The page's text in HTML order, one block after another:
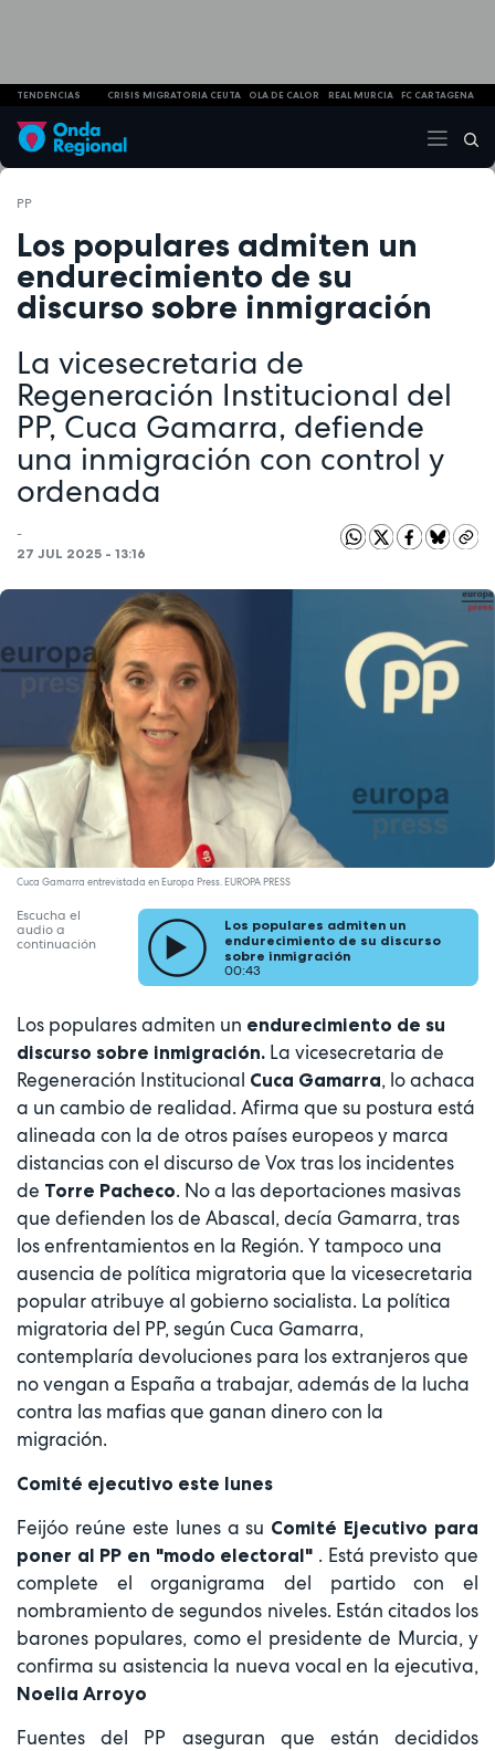
TENDENCIAS CRISIS MIGRATORIA CEUTA OLA DE CALOR REAL MURCIA FC CARTAGENA
PP
Los populares admiten un
endurecimiento de su
discurso sobre inmigración
La vicesecretaria de
Regeneración Institucional del
PP, Cuca Gamarra, defiende
una inmigración con control y
ordenada
-
27 JUL 2025 - 13:16
Cuca Gamarra entrevistada en Europa Press. EUROPA PRESS
Escucha el
audio a
continuación
Los populares admiten un
endurecimiento de su discurso
sobre inmigración
00:43
Los populares admiten un endurecimiento de su
discurso sobre inmigración. La vicesecretaria de
Regeneración Institucional Cuca Gamarra, lo achaca
a un cambio de realidad. Afirma que su postura está
alineada con la de otros países europeos y marca
distancias con el discurso de Vox tras los incidentes
de Torre Pacheco. No a las deportaciones masivas
que defienden los de Abascal, decía Gamarra, tras
los enfrentamientos en la Región. Y tampoco una
ausencia de política migratoria que la vicesecretaria
popular atribuye al gobierno socialista. La política
migratoria del PP, según Cuca Gamarra,
contemplaría devoluciones para los extranjeros que
no vengan a España a trabajar, además de la lucha
contra las mafias que ganan dinero con la
migración.
Comité ejecutivo este lunes
Feijóo reúne este lunes a su Comité Ejecutivo para
poner al PP en "modo electoral" . Está previsto que
complete el organigrama del partido con el
nombramiento de segundos niveles. Están citados los
barones populares, como el presidente de Murcia, y
confirma su asistencia la nueva vocal en la ejecutiva,
Noelia Arroyo
Fuentes del PP aseguran que están decididos